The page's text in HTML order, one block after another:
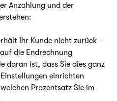
Anzahlung und der
Ihr Kunde nicht zurück –
die Endrechnung
daran ist, dass Sie dies ganz
einrichten
Prozentsatz Sie im